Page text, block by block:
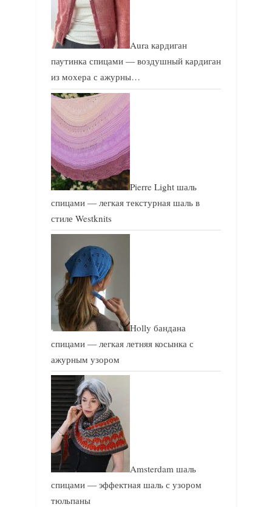
Aura кардиган
паутинка спицами — воздушный кардиган
из мохера с ажурны…
Pierre Light шаль
спицами — легкая текстурная шаль в
стиле Westknits
Holly бандана
спицами — легкая летняя косынка с
ажурным узором
Amsterdam шаль
спицами — эффектная шаль с узором
тюльпаны